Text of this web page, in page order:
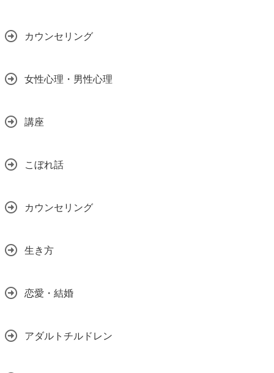
カウンセリング
女性心理・男性心理
講座
こぼれ話
カウンセリング
生き方
恋愛・結婚
アダルトチルドレン